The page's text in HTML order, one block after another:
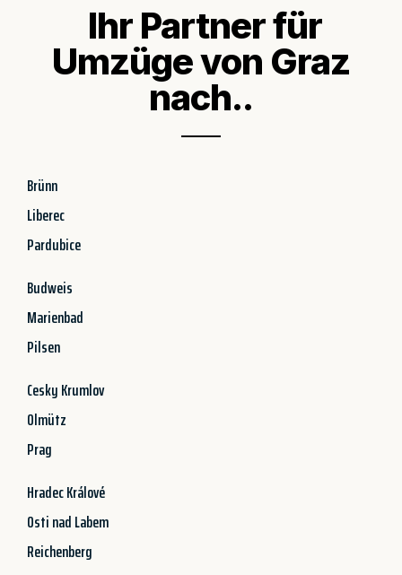
Ihr Partner für
Umzüge von Graz
nach..
Brünn
Liberec
Pardubice
Budweis
Marienbad
Pilsen
Cesky Krumlov
Olmütz
Prag
Hradec Králové
Osti nad Labem
Reichenberg